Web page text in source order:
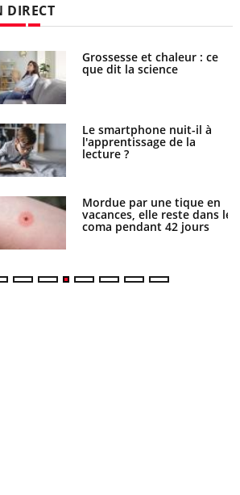
DIRECT
Grossesse et chaleur : ce
que dit la science
Le smartphone nuit-il à
l'apprentissage de la
lecture ?
Mordue par une tique en
vacances, elle reste dans le
coma pendant 42 jours